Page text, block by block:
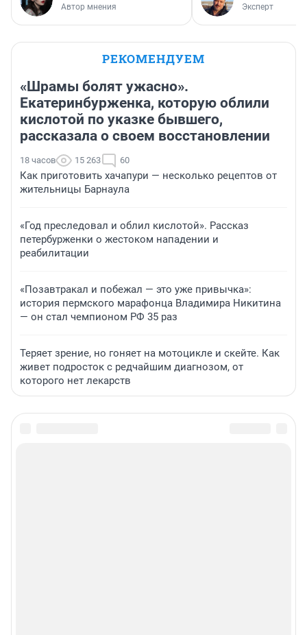
Автор мнения Эксперт
РЕКОМЕНДУЕМ
«Шрамы болят ужасно».
Екатеринбурженка, которую облили
кислотой по указке бывшего,
рассказала о своем восстановлении
18 часов 15 263 60
Как приготовить хачапури — несколько рецептов от
жительницы Барнаула
«Год преследовал и облил кислотой». Рассказ
петербурженки о жестоком нападении и
реабилитации
«Позавтракал и побежал — это уже привычка»:
история пермского марафонца Владимира Никитина
— он стал чемпионом РФ 35 раз
Теряет зрение, но гоняет на мотоцикле и скейте. Как
живет подросток с редчайшим диагнозом, от
которого нет лекарств